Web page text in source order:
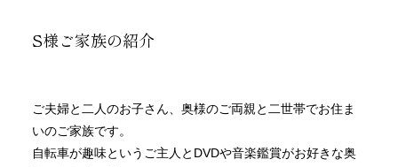
S様ご家族の紹介
ご夫婦と二人のお子さん、奥様のご両親と二世帯でお住ま
いのご家族です。
自転車が趣味というご主人とDVDや音楽鑑賞がお好きな奥